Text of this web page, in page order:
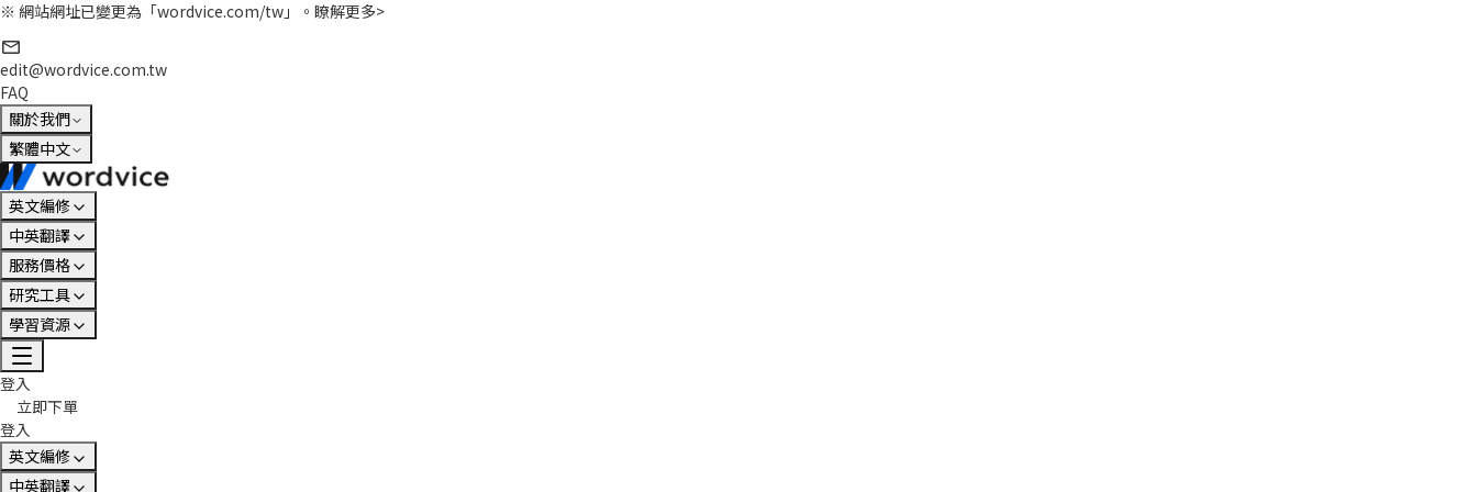
※ 網站網址已變更為「wordvice.com/tw」。 瞭解更多>
edit@wordvice.com.tw
FAQ
關於我們
繁體中文
英文編修
中英翻譯
服務價格
研究工具
學習資源
登入
立即下單
登入
英文編修
中英翻譯